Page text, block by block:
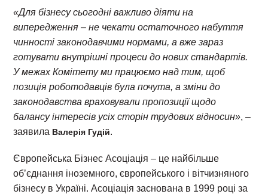
«Для бізнесу сьогодні важливо діяти на
випередження– не чекати остаточного набуття
чинності законодавчими нормами, а вже зараз
готувати внутрішні процеси до нових стандартів.
У межах Комітету ми працюємо над тим, щоб
позиція роботодавців була почута, а зміни до
законодавства враховували пропозиції щодо
балансу інтересів усіх сторін трудових відносин», –
заявила Валерія Гудій.
Європейська Бізнес Асоціація – це найбільше
об’єднання іноземного, європейського і вітчизняного
бізнесу в Україні. Асоціація заснована в 1999 році за